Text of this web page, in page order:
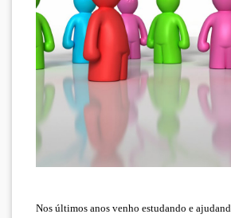
Nos últimos anos venho estudando e